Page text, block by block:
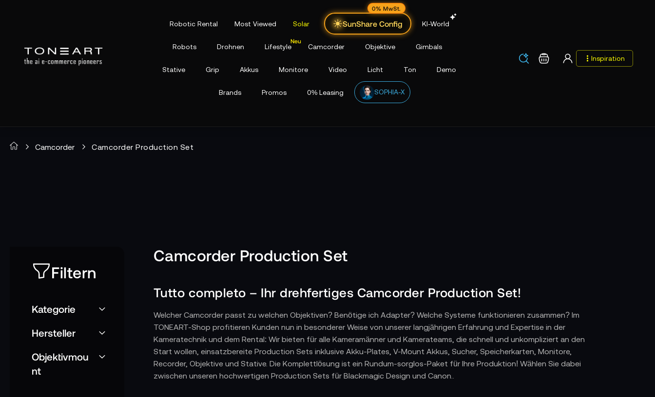
Robotic Rental Most Viewed Solar SunShare Config
0% MwSt.
KI-World
Robots Drohnen Lifestyle Camcorder Objektive Gimbals
Stative Grip Akkus Monitore Video Licht Ton Demo
Brands Promos 0% Leasing SOPHIA-X
Los Warenkorb Inspiration
Camcorder Camcorder Production Set
Camcorder Production Set
Tutto completo – Ihr drehfertiges Camcorder Production Set!
Welcher Camcorder passt zu welchen Objektiven? Benötige ich Adapter? Welche Systeme funktionieren zusammen? Im
TONEART-Shop profitieren Kunden nun in besonderer Weise von unserer langjährigen Erfahrung und Expertise in der
Kameratechnik und dem Rental: Wir bieten für alle Kameramänner und Kamerateams, die schnell und unkompliziert an den
Start wollen, einsatzbereite Production Sets inklusive Akku-Plates, V-Mount Akkus, Sucher, Speicherkarten, Monitore,
Recorder, Objektive und Stative. Die Komplettlösung ist ein Rundum-sorglos-Paket für Ihre Produktion! Wählen Sie dabei
zwischen unseren hochwertigen Production Sets für Blackmagic Design und Canon..
Filtern
Kategorie
Hersteller
Objektivmou
nt